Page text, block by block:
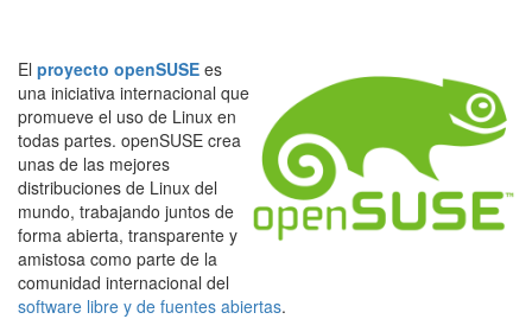
El proyecto openSUSE es
una iniciativa internacional que
promueve el uso de Linux en
todas partes. openSUSE crea
unas de las mejores
distribuciones de Linux del
mundo, trabajando juntos de
forma abierta, transparente y
amistosa como parte de la
comunidad internacional del
software libre y de fuentes abiertas.